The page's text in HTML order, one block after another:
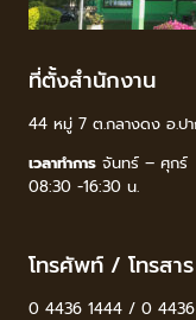
ที่ตั้งสำนักงาน
44 หมู่ 7 ต.กลางดง อ.ป
เวลาทำการ จันทร์ – ศุกร์
08:30 -16:30 น.
โทรศัพท์ / โทรสาร
0 4436 1444 / 0 4436